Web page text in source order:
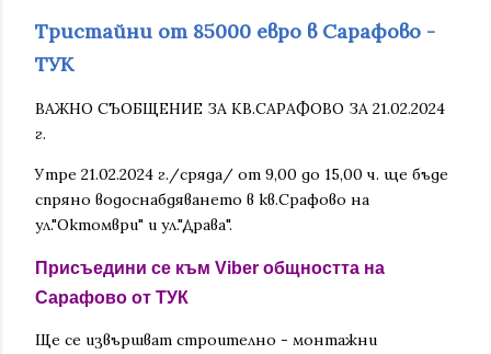
Тристайни от 85000 евро в Сарафово -
ТУК
ВАЖНО СЪОБЩЕНИЕ ЗА КВ.САРАФОВО ЗА 21.02.2024
г.
Утре 21.02.2024 г./сряда/ от 9,00 до 15,00 ч. ще бъде
спряно водоснабдяването в кв.Срафово на
ул."Октомври" и ул."Драва".
Присъедини се към Viber общността на
Сарафово от ТУК
Ще се извършват строително - монтажни